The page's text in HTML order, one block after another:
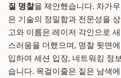
질 명찰을 제안했습니다. 차가
은 기술의 정밀함과 전문성을
고와 이름은 레이저 각인으로
스러움을 더했으며, 명찰 뒷면
입하여 세션 입장, 네트워킹 정
습니다. 목걸이줄은 짙은 남색